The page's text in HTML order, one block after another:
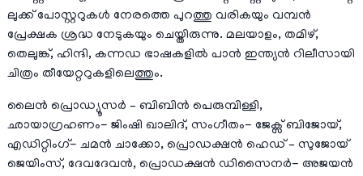
ലുക്ക് പോസ്റ്ററുകൾ നേരത്തെ പുറത്തു വരികയും വമ്പൻ
പ്രേക്ഷക ശ്രദ്ധ നേടുകയും ചെയ്തിരുന്നു. മലയാളം, തമിഴ്,
തെലുങ്ക്, ഹിന്ദി, കന്നഡ ഭാഷകളിൽ പാൻ ഇന്ത്യൻ റിലീസായി
ചിത്രം തീയേറ്ററുകളിലെത്തും.
ലൈൻ പ്രൊഡ്യൂസർ – ബിബിൻ പെരുമ്പിള്ളി,
ഛായാഗ്രഹണം- ജിംഷി ഖാലിദ്, സംഗീതം- ജേക്സ് ബിജോയ്,
എഡിറ്റിംഗ്- ചമൻ ചാക്കോ, പ്രൊഡക്ഷൻ ഹെഡ് – സുജോയ്
ജെയിംസ്, ദേവദേവൻ, പ്രൊഡക്ഷൻ ഡിസൈനർ- അജയൻ